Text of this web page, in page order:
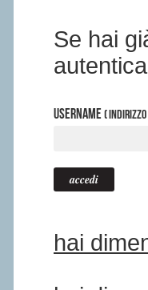
Se hai
Username( indirizzo
hai